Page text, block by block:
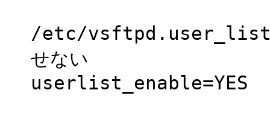
/etc/vsftpd.user_listに
せない
userlist_enable=YES